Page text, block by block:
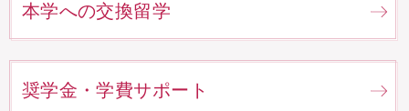
本学への交換留学
奨学金・学費サポート